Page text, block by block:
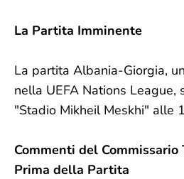
La Partita Imminente
La partita Albania-Giorgia,
nella UEFA Nations League,
"Stadio Mikheil Meskhi" alle
Commenti del Commissario
Prima della Partita